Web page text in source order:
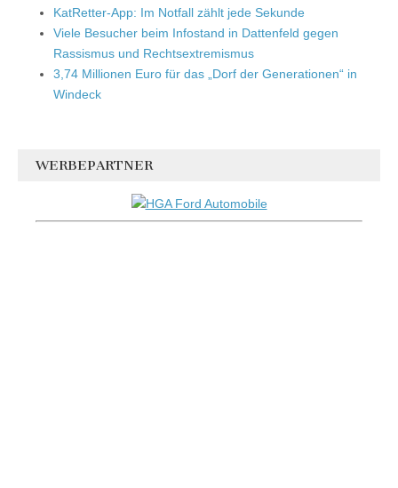
KatRetter-App: Im Notfall zählt jede Sekunde
Viele Besucher beim Infostand in Dattenfeld gegen
Rassismus und Rechtsextremismus
3,74 Millionen Euro für das „Dorf der Generationen“ in
Windeck
WERBEPARTNER